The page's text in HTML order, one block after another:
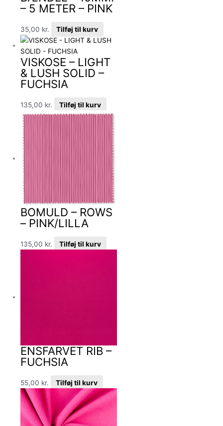
– 5 METER – PINK
35,00 kr. Tilføj til kurv
VISKOSE – LIGHT
& LUSH SOLID –
FUCHSIA
135,00 kr. Tilføj til kurv
BOMULD – ROWS
– PINK/LILLA
135,00 kr. Tilføj til kurv
ENSFARVET RIB –
FUCHSIA
55,00 kr. Tilføj til kurv